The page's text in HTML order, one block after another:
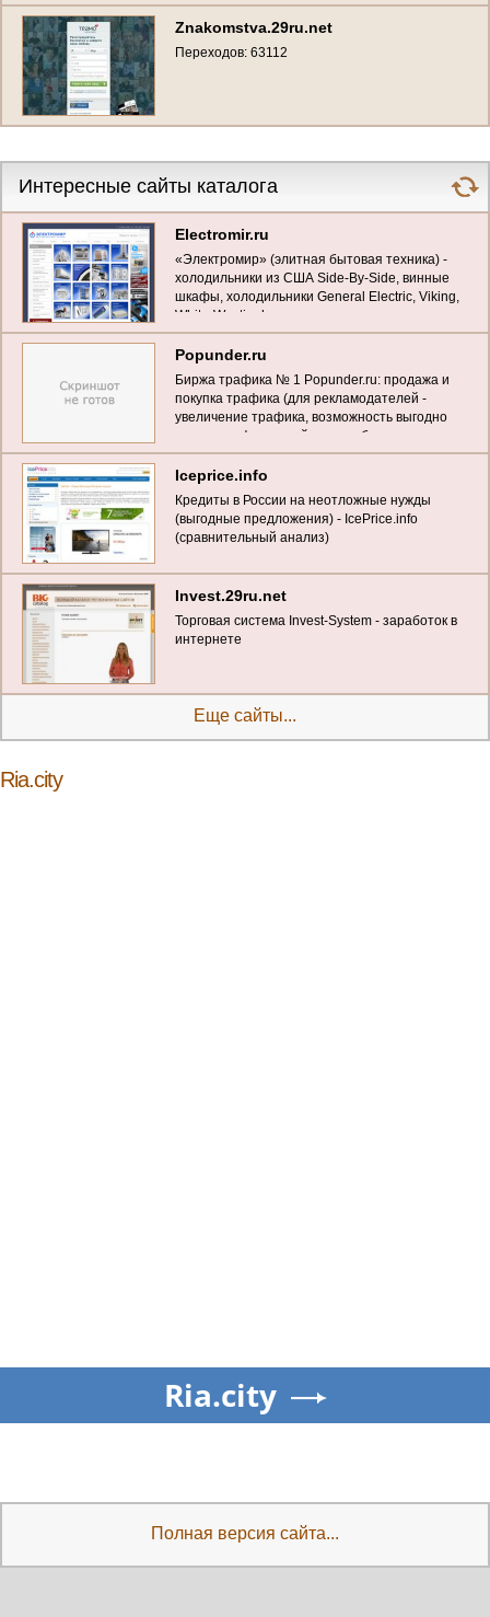
Znakomstva.29ru.net
Переходов: 63112
Интересные сайты каталога
Electromir.ru
«Электромир» (элитная бытовая техника) -
холодильники из США Side-By-Side, винные
шкафы, холодильники General Electric, Viking,
White-Westinghouse, встроенная техника
Smeg, кондиционеры GE
Popunder.ru
Биржа трафика № 1 Popunder.ru: продажа и
покупка трафика (для рекламодателей -
увеличение трафика, возможность выгодно
купить трафик на сайт, для вебмастеров -
выкуп трафика по максимальным ценам)
Iceprice.info
Кредиты в России на неотложные нужды
(выгодные предложения) - IcePrice.info
(сравнительный анализ)
Invest.29ru.net
Торговая система Invest-System - заработок в
интернете
Еще сайты...
Ria.city
Ria.city
Полная версия сайта...